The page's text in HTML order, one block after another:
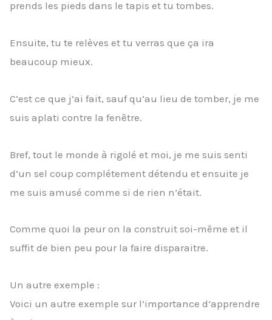
prends les pieds dans le tapis et tu tombes.
Ensuite, tu te relèves et tu verras que ça ira
beaucoup mieux.
C’est ce que j’ai fait, sauf qu’au lieu de tomber, je me
suis aplati contre la fenêtre.
Bref, tout le monde à rigolé et moi, je me suis senti
d’un sel coup complétement détendu et ensuite je
me suis amusé comme si de rien n’était.
Comme quoi la peur on la construit soi-même et il
suffit de bien peu pour la faire disparaitre.
Un autre exemple :
Voici un autre exemple sur l’importance d’apprendre